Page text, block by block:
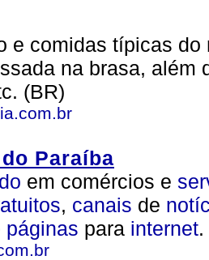
e comidas típicas
na brasa, além
(BR)
Paraíba
em comércios e
, canais de
páginas para internet